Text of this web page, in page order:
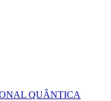
QUÂNTICA